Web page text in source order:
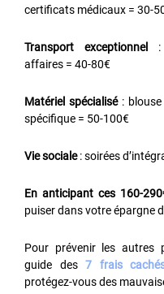
certificats médicaux = 30-
Transport exceptionnel
:
affaires = 40-80€
Matériel spécialisé: blouse
spécifique = 50-100€
Vie sociale: soirées
En anticipant ces 160-
puiser dans votre épargne
Pour prévenir les autres
guide des7 frais
protégez-vous des